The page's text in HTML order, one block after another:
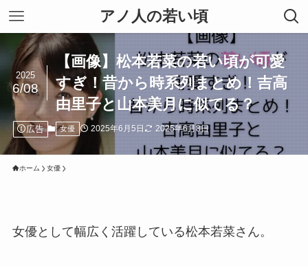
アノ人の若い頃
【画像】松本若菜の若い頃が可愛
すぎ！昔から時系列まとめ！吉高
由里子と山本美月に似てる？
2025
6/08
広告 女優 2025年6月5日 2025年6月8日
ホーム 女優
女優として幅広く活躍している松本若菜さん。